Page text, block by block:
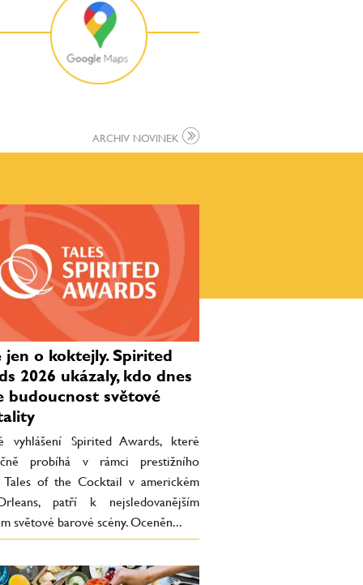
ARCHIV NOVINEK
jen o koktejly. Spirited
2026 ukázaly, kdo dnes
budoucnost světové
vyhlášení Spirited Awards, které
probíhá v rámci prestižního
Tales of the Cocktail v americkém
patří k nejsledovanějším
světové barové scény. Oceněn...